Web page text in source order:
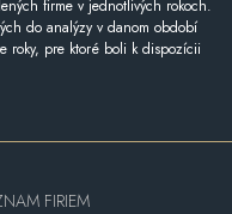
firme v jednotlivých rokoch.
do analýzy v danom období
roky, pre ktoré boli k dispozícii
FIRIEM